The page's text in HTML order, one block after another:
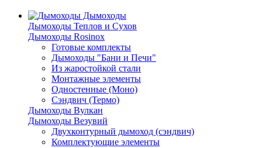
Дымоходы
Дымоходы Теплов и Сухов
Дымоходы Rosinox
Готовые комплекты
Дымоходы "Бани и Печи"
Из жаростойкой стали
Монтажные элементы
Одностенные (Моно)
Сэндвич (Термо)
Дымоходы Вулкан
Дымоходы Везувий
Двухконтурный дымоход (сэндвич)
Комплектующие элементы